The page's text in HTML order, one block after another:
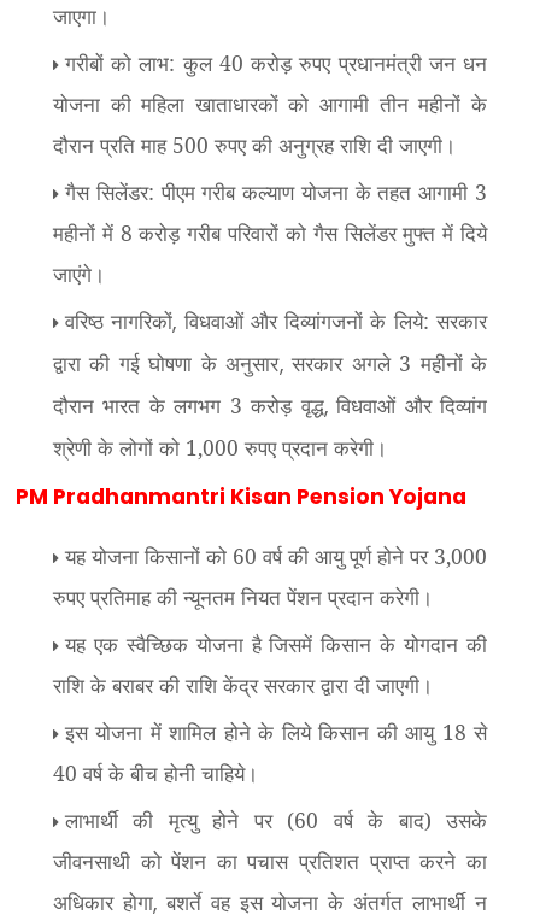
जाएगा।
गरीबों को लाभ: कुल 40 करोड़ रुपए प्रधानमंत्री जन धन
योजना की महिला खाताधारकों को आगामी तीन महीनों के
दौरान प्रति माह 500 रुपए की अनुग्रह राशि दी जाएगी।
गैस सिलेंडर: पीएम गरीब कल्याण योजना के तहत आगामी 3
महीनों में 8 करोड़ गरीब परिवारों को गैस सिलेंडर मुफ्त में दिये
जाएंगे।
वरिष्ठ नागरिकों, विधवाओं और दिव्यांगजनों के लिये: सरकार
द्वारा की गई घोषणा के अनुसार,सरकार अगले 3 महीनों के
दौरान भारत के लगभग 3 करोड़ वृद्ध,विधवाओं और दिव्यांग
श्रेणी के लोगों को 1,000 रुपए प्रदान करेगी।
PM Pradhanmantri Kisan Pension Yojana
यह योजना किसानों को 60 वर्ष की आयु पूर्ण होने पर 3,000
रुपए प्रतिमाह की न्यूनतम नियत पेंशन प्रदान करेगी।
यह एक स्वैच्छिक योजना है जिसमें किसान के योगदान की
राशि के बराबर की राशि केंद्र सरकार द्वारा दी जाएगी।
इस योजना में शामिल होने के लिये किसान की आयु 18 से
40 वर्ष के बीच होनी चाहिये।
लाभार्थी की मृत्यु होने पर (60 वर्ष के बाद) उसके
जीवनसाथी को पेंशन का पचास प्रतिशत प्राप्त करने का
अधिकार होगा, बशर्ते वह इस योजना के अंतर्गत लाभार्थी न